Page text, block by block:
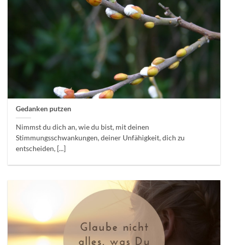
Gedanken putzen
Nimmst du dich an, wie du bist, mit deinen
Stimmungsschwankungen, deiner Unfähigkeit, dich zu
entscheiden, [...]